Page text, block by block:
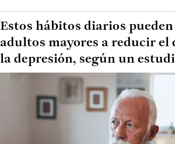
Estos hábitos diarios
adultos mayores a reducir el
la depresión, según un